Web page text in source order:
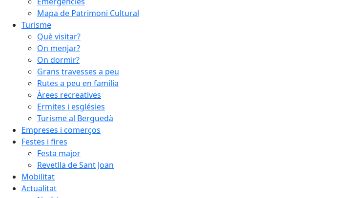
Mapa de Patrimoni Cultural
Turisme
Què visitar?
On menjar?
On dormir?
Grans travesses a peu
Rutes a peu en família
Àrees recreatives
Ermites i esglésies
Turisme al Berguedà
Empreses i comerços
Festes i fires
Festa major
Revetlla de Sant Joan
Mobilitat
Actualitat